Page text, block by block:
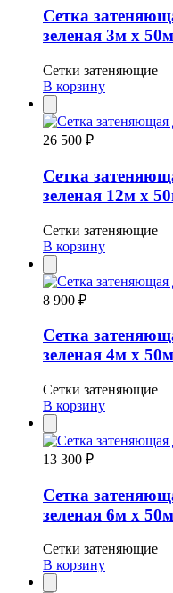
Сетка
зеленая 3м х 50м
Сетки затеняющие
В корзину
26 500 ₽
Сетка
зеленая 12м х
Сетки затеняющие
В корзину
8 900 ₽
Сетка
зеленая 4м х 50м
Сетки затеняющие
В корзину
13 300 ₽
Сетка
зеленая 6м х 50м
Сетки затеняющие
В корзину